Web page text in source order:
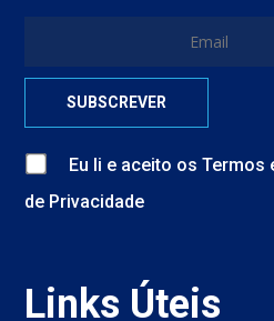
Eu li e aceito osTermos
de Privacidade
Links Úteis